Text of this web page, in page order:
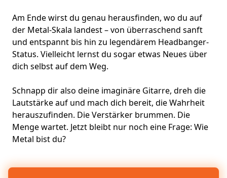
Am Ende wirst du genau herausfinden, wo du auf
der Metal-Skala landest – von überraschend sanft
und entspannt bis hin zu legendärem Headbanger-
Status. Vielleicht lernst du sogar etwas Neues über
dich selbst auf dem Weg.
Schnapp dir also deine imaginäre Gitarre, dreh die
Lautstärke auf und mach dich bereit, die Wahrheit
herauszufinden. Die Verstärker brummen. Die
Menge wartet. Jetzt bleibt nur noch eine Frage: Wie
Metal bist du?